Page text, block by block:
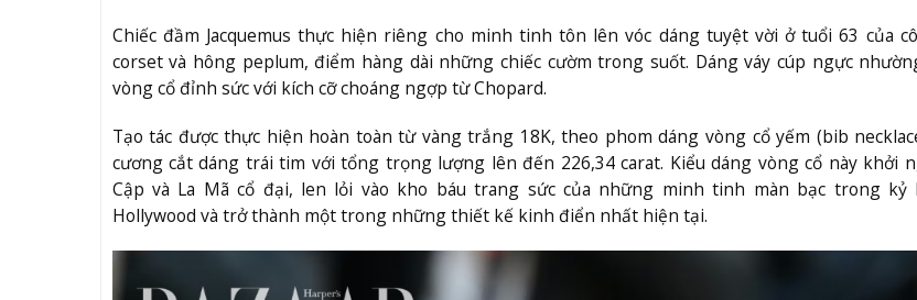
Chiếc đầm Jacquemus thực hiện riêng cho minh tinh tôn lên vóc dáng tuyệt vời ở tuổi 63 của
corset và hông peplum, điểm hàng dài những chiếc cườm trong suốt. Dáng váy cúp ngực
vòng cổ đỉnh sức với kích cỡ choáng ngợp từ Chopard.
Tạo tác được thực hiện hoàn toàn từ vàng trắng 18K, theo phom dáng vòng cổ yếm (bib
cương cắt dáng trái tim với tổng trọng lượng lên đến 226,34 carat. Kiểu dáng vòng cổ này khởi
Cập và La Mã cổ đại, len lỏi vào kho báu trang sức của những minh tinh màn bạc trong kỷ
Hollywood và trở thành một trong những thiết kế kinh điển nhất hiện tại.